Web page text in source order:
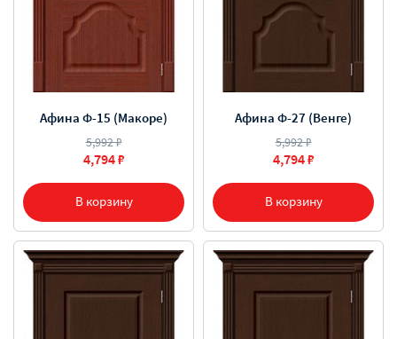
В корзину
Афина Ф-15 (Макоре)
5,992 ₽
4,794 ₽
В корзину
Афина Ф-27 (Венге)
5,992 ₽
4,794 ₽